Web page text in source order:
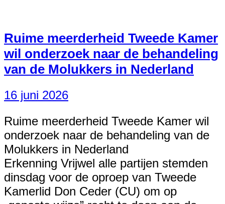
Ruime meerderheid Tweede Kamer
wil onderzoek naar de behandeling
van de Molukkers in Nederland
16 juni 2026
Ruime meerderheid Tweede Kamer wil
onderzoek naar de behandeling van de
Molukkers in Nederland
Erkenning Vrijwel alle partijen stemden
dinsdag voor de oproep van Tweede
Kamerlid Don Ceder (CU) om op